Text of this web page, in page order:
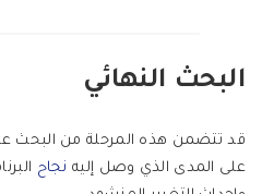
البحث النهائي
قد تتضمن هذه المرحلة من البحث
على المدى الذي وصل إليه نجاح